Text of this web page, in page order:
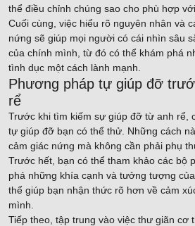
thể điều chỉnh chúng sao cho phù hợp
Cuối cùng, việc hiểu rõ nguyên nhân và
nứng sẽ giúp mọi người có cái nhìn sâu
của chính mình, từ đó có thể khám phá
tình dục một cách lành mạnh.
Phương pháp tự giúp đỡ
rể
Trước khi tìm kiếm sự giúp đỡ từ anh rể,
tự giúp đỡ bạn có thể thử. Những cách
cảm giác nứng mà không cần phải phụ
Trước hết, bạn có thể tham khảo các bộ
phá những khía cạnh và tưởng tượng
thể giúp bạn nhận thức rõ hơn về cảm
mình.
Tiếp theo, tập trung vào việc thư giãn cơ